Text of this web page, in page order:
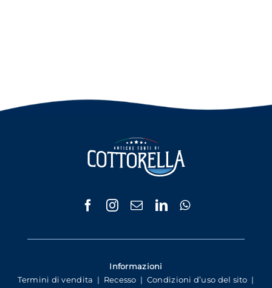
Informazioni
Termini di vendita | Recesso | Condizioni d’uso del sito |